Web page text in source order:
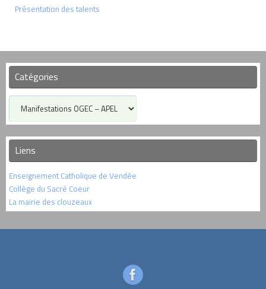
Présentation des talents
Catégories
Liens
Enseignement Catholique de Vendée
Collège du Sacré Coeur
La mairie des clouzeaux